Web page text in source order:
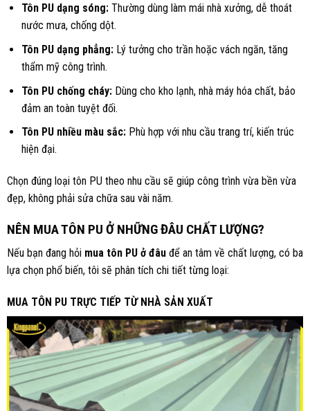
Tôn PU dạng sóng: Thường dùng làm mái nhà xưởng, dễ thoát
nước mưa, chống dột.
Tôn PU dạng phẳng: Lý tưởng cho trần hoặc vách ngăn, tăng
thẩm mỹ công trình.
Tôn PU chống cháy: Dùng cho kho lạnh, nhà máy hóa chất, bảo
đảm an toàn tuyệt đối.
Tôn PU nhiều màu sắc: Phù hợp với nhu cầu trang trí, kiến trúc
hiện đại.
Chọn đúng loại tôn PU theo nhu cầu sẽ giúp công trình vừa bền vừa
đẹp, không phải sửa chữa sau vài năm.
NÊN MUA TÔN PU Ở NHỮNG ĐÂU CHẤT LƯỢNG?
Nếu bạn đang hỏi mua tôn PU ở đâu để an tâm về chất lượng, có ba
lựa chọn phổ biến, tôi sẽ phân tích chi tiết từng loại:
MUA TÔN PU TRỰC TIẾP TỪ NHÀ SẢN XUẤT